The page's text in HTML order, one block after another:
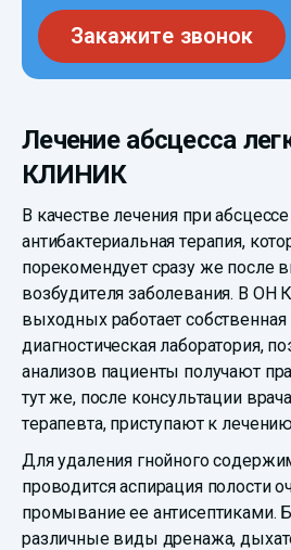
Закажите звонок
Лечение абсцесса
КЛИНИК
В качестве лечения при
антибактериальная терапия,
порекомендует сразу же после
возбудителя заболевания. В
выходных работает
диагностическая лаборатория,
анализов пациенты получают
тут же, после консультации
терапевта, приступают к
Для удаления гнойного
проводится аспирация полости
промывание ее антисептиками.
различные виды дренажа,